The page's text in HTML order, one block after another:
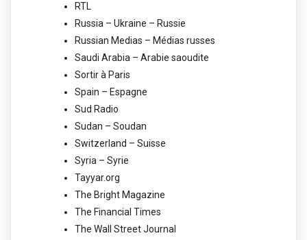
RTL
Russia – Ukraine – Russie
Russian Medias – Médias russes
Saudi Arabia – Arabie saoudite
Sortir à Paris
Spain – Espagne
Sud Radio
Sudan – Soudan
Switzerland – Suisse
Syria – Syrie
Tayyar.org
The Bright Magazine
The Financial Times
The Wall Street Journal